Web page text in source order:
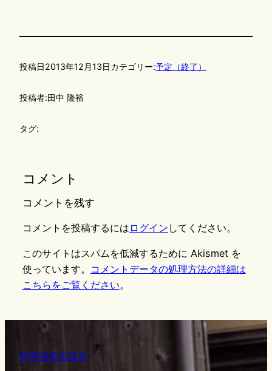
投稿日2013年12月13日カテゴリー:予定（終了）
投稿者:田中 隆裕
タグ:
コメント
コメントを残す
コメントを投稿するには ログイン してください。
このサイトはスパムを低減するために Akismet を
使っています。
コメントデータの処理方法の詳細は
こちらをご覧ください。
世界福音伝道会